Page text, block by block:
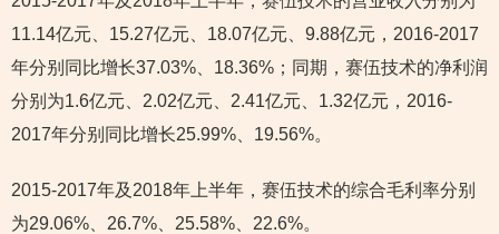
11.14亿元、15.27亿元、18.07亿元、9.88亿元，2016-2017
年分别同比增长37.03%、18.36%；同期，赛伍技术的净利润
分别为1.6亿元、2.02亿元、2.41亿元、1.32亿元，2016-
2017年分别同比增长25.99%、19.56%。
2015-2017年及2018年上半年，赛伍技术的综合毛利率分别
为29.06%、26.7%、25.58%、22.6%。